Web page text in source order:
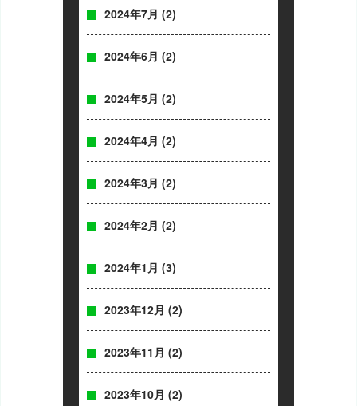
2024年7月 (2)
2024年6月 (2)
2024年5月 (2)
2024年4月 (2)
2024年3月 (2)
2024年2月 (2)
2024年1月 (3)
2023年12月 (2)
2023年11月 (2)
2023年10月 (2)